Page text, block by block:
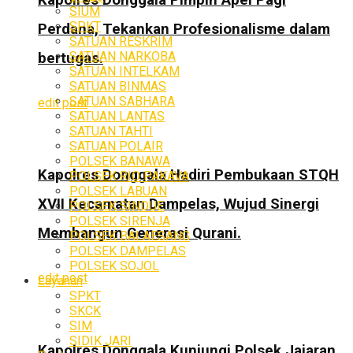
Perdana, Tekankan Profesionalisme dalam
bertugas.
edit post
Kapolres Donggala Hadiri Pembukaan STQH
XVII Kecamatan Dampelas, Wujud Sinergi
Membangun Generasi Qurani.
edit post
SIUM
SPKT
SATUAN RESKRIM
SATUAN NARKOBA
SATUAN INTELKAM
SATUAN BINMAS
SATUAN SABHARA
SATUAN LANTAS
SATUAN TAHTI
SATUAN POLAIR
POLSEK BANAWA
POLSEK RIO PAKAVA
POLSEK LABUAN
POLSEK SINDUE
POLSEK SIRENJA
POLSEK BALAESANG
POLSEK DAMPELAS
POLSEK SOJOL
Layanan
SPKT
SKCK
SIM
SIDIK JARI